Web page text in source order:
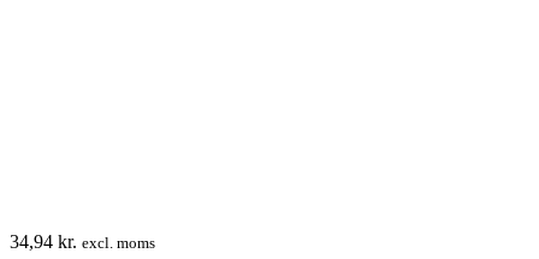
34,94 kr. excl. moms